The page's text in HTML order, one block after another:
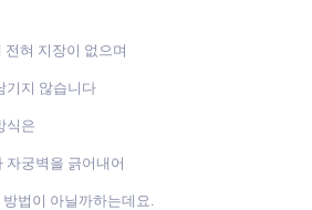
전혀 지장이 없으며
기지 않습니다
식은
자궁벽을 긁어내어
법이 아닐까하는데요.